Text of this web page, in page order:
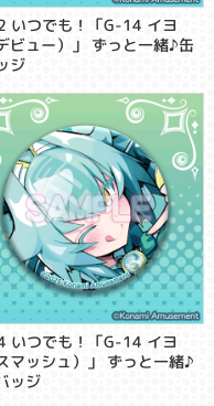
いつでも！「G-14 イヨ
ビュー）」 ずっと一緒♪缶
ジ
いつでも！「G-14 イヨ
マッシュ）」 ずっと一緒♪
ッジ